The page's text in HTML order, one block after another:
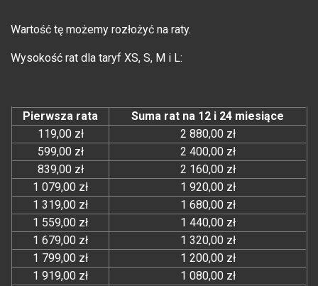
Wartość tę możemy rozłożyć na raty.
Wysokość rat dla taryf XS, S, M i L:
Pierwsza rata
Suma rat na 12 i 24 miesiące
119,00 zł
2 880,00 zł
599,00 zł
2 400,00 zł
839,00 zł
2 160,00 zł
1 079,00 zł
1 920,00 zł
1 319,00 zł
1 680,00 zł
1 559,00 zł
1 440,00 zł
1 679,00 zł
1 320,00 zł
1 799,00 zł
1 200,00 zł
1 919,00 zł
1 080,00 zł